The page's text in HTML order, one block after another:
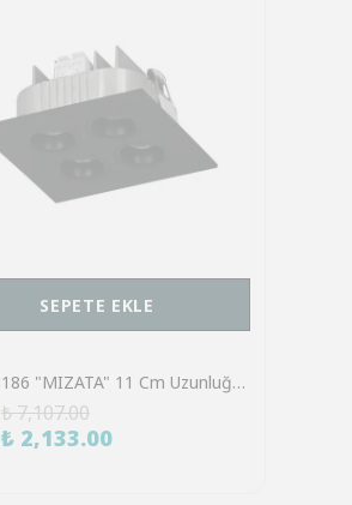
SEPETE EKLE
Eglo 68186 "MIZATA" 11 Cm Uzunluğunda Alüminyum Siyah Sıva Altı Gömme Spot
₺ 7,107.00
₺ 2,133.00